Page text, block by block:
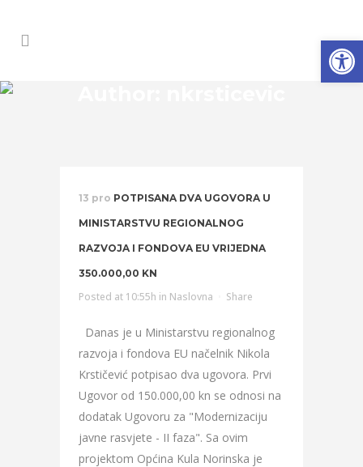
13 pro POTPISANA DVA UGOVORA U
MINISTARSTVU REGIONALNOG
RAZVOJA I FONDOVA EU VRIJEDNA
350.000,00 KN
Posted at 10:55h in Naslovna Share
Danas je u Ministarstvu regionalnog
razvoja i fondova EU načelnik Nikola
Krstičević potpisao dva ugovora. Prvi
Ugovor od 150.000,00 kn se odnosi na
dodatak Ugovoru za "Modernizaciju
javne rasvjete - II faza". Sa ovim
projektom Općina Kula Norinska je